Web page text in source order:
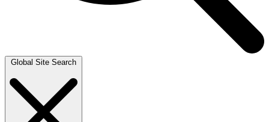
Global Site Search